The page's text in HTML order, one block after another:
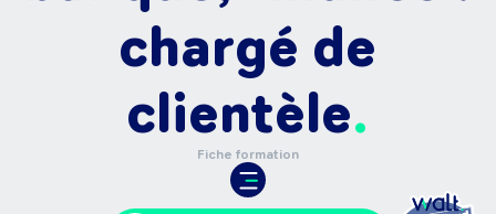
chargé de
clientèle
Fiche formation